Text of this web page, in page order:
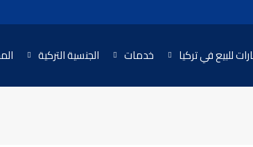
للبيع في تركيا خدمات الجنسية التركية